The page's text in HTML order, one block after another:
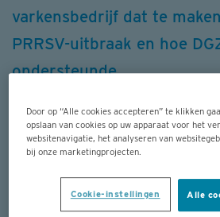
varkensbedrijf dat te
PRRSV-uitbraak en hoe
ondersteunde.
30 MEI 2024
FacebookLinkedInWhatsApp
X Email Print
Door op “Alle cookies accepteren” te klikken
opslaan van cookies op uw apparaat voor het
websitenavigatie, het analyseren van
bij onze marketingprojecten.
Alle
Cookie-instellingen